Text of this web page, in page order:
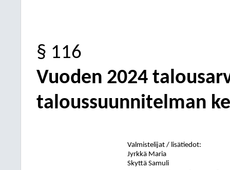
§ 116
Vuoden 2024
taloussuunnitelman
Valmistelijat / lisätiedot:
Jyrkkä Maria
Skyttä Samuli